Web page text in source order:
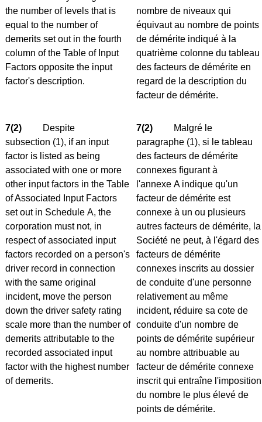
the number of levels that is
equal to the number of
demerits set out in the fourth
column of the Table of Input
Factors opposite the input
factor's description.
nombre de niveaux qui
équivaut au nombre de points
de démérite indiqué à la
quatrième colonne du tableau
des facteurs de démérite en
regard de la description du
facteur de démérite.
7(2)
Despite
subsection (1), if an input
factor is listed as being
associated with one or more
other input factors in the Table
of Associated Input Factors
set out in Schedule A, the
corporation must not, in
respect of associated input
factors recorded on a person's
driver record in connection
with the same original
incident, move the person
down the driver safety rating
scale more than the number of
demerits attributable to the
recorded associated input
factor with the highest number
of demerits.
7(2)
Malgré le
paragraphe (1), si le tableau
des facteurs de démérite
connexes figurant à
l'annexe A indique qu'un
facteur de démérite est
connexe à un ou plusieurs
autres facteurs de démérite, la
Société ne peut, à l'égard des
facteurs de démérite
connexes inscrits au dossier
de conduite d'une personne
relativement au même
incident, réduire sa cote de
conduite d'un nombre de
points de démérite supérieur
au nombre attribuable au
facteur de démérite connexe
inscrit qui entraîne l'imposition
du nombre le plus élevé de
points de démérite.